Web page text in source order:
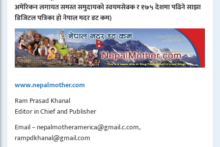
अमेरिकन लगायत समस्त समुदायको स्वयमसेबक र १७५ देशमा पढिने साझा
डिजिटल पत्रिका हो नेपाल मदर डट कम)
www.nepalmother.com
Ram Prasad Khanal
Editor in Chief and Publisher
Email – nepalmotheramerica@gmail.c.com,
rampdkhanal@gmail.com